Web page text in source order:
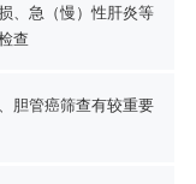
、急（慢）性肝炎等
查
胆管癌筛查有较重要